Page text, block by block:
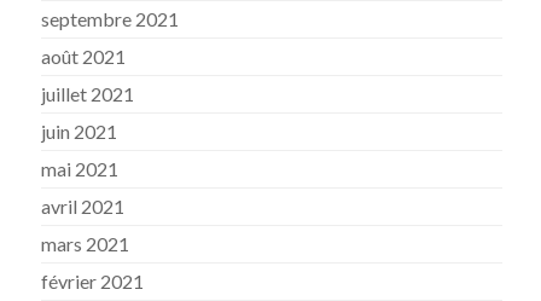
septembre 2021
août 2021
juillet 2021
juin 2021
mai 2021
avril 2021
mars 2021
février 2021